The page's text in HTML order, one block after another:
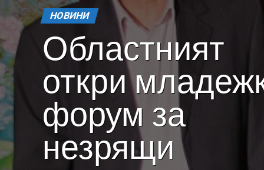
НОВИНИ
Областният
откри
форум за
незрящи